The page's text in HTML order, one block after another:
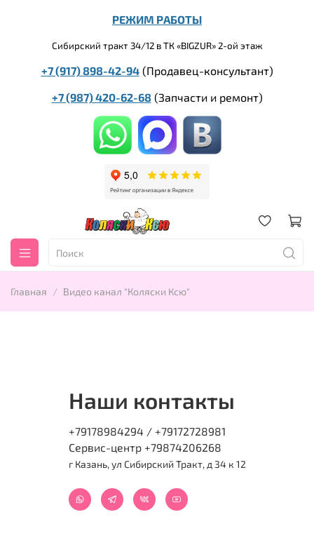
РЕЖИМ РАБОТЫ
Сибирский тракт 34/12 в ТК «BIGZUR» 2-ой этаж
+7 (917) 898-42-94(Продавец-консультант)
+7 (987) 420-62-68 (Запчасти и ремонт)
Главная Видео канал "Коляски Ксю"
Наши контакты
+79178984294 / +79172728981
Сервис-центр +79874206268
г Казань, ул Сибирский Тракт, д 34 к 12